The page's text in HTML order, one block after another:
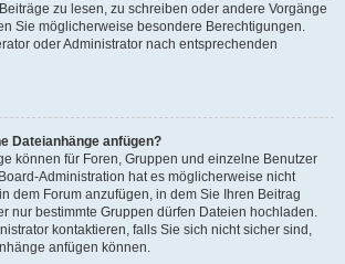
zu lesen, zu schreiben oder andere Vorgänge
Sie möglicherweise besondere Berechtigungen.
oder Administrator nach entsprechenden
Dateianhänge anfügen?
können für Foren, Gruppen und einzelne Benutzer
Administration hat es möglicherweise nicht
dem Forum anzufügen, in dem Sie Ihren Beitrag
nur bestimmte Gruppen dürfen Dateien hochladen.
kontaktieren, falls Sie sich nicht sicher sind,
anfügen können.